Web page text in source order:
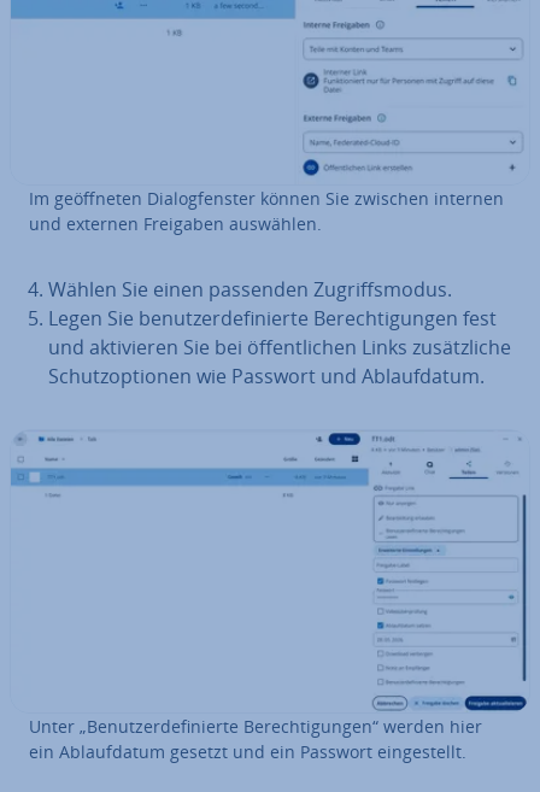
Im ge­öff­ne­ten Dia­log­fens­ter können Sie zwischen internen
und externen Freigaben auswählen.
Wählen Sie einen passenden Zu­griffs­mo­dus.
Legen Sie be­nut­zer­de­fi­nier­te Be­rech­ti­gun­gen fest
und ak­ti­vie­ren Sie bei öf­fent­li­chen Links zu­sätz­li­che
Schutz­op­tio­nen wie Passwort und Ab­lauf­da­tum.
Unter „Be­nut­zer­de­fi­nier­te Be­rech­ti­gun­gen“ werden hier
ein Ab­lauf­da­tum gesetzt und ein Passwort ein­ge­stellt.